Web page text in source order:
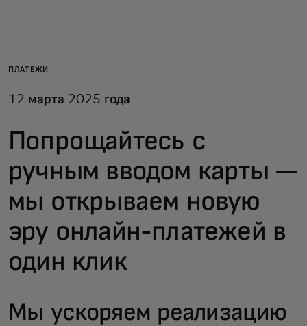
Для бизнеса
Для новаторов
Новости и тренды
ПЛАТЕЖИ
12 марта 2025 года
Попрощайтесь с
ручным вводом карты —
мы открываем новую
эру онлайн-платежей в
один клик
Мы ускоряем реализацию